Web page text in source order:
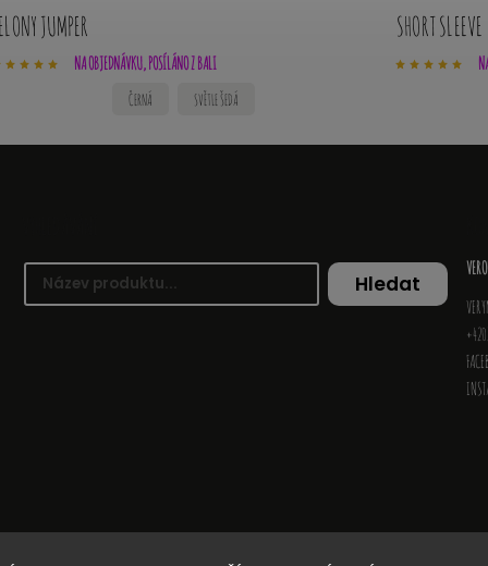
JUMPER
NA OBJEDNÁVKU, POSÍLÁNO Z BALI
ČERNÁ SVĚTLE ŠEDÁ
SHORT SLEEVE
Hledat